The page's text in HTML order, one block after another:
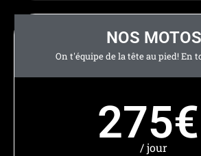
NOS MOTOS
On t'équipe de la tête au pied! En
275€
/ jour